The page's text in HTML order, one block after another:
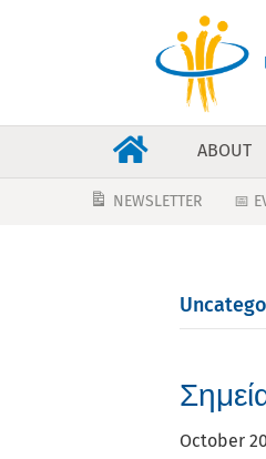
ABOUT
NEWSLETTER 📅
October